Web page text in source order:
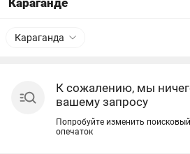
Караганде
Караганда
К сожалению, мы
вашему запросу
Попробуйте изменить
опечаток